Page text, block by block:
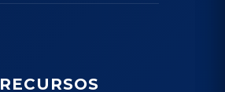
RECURSOS